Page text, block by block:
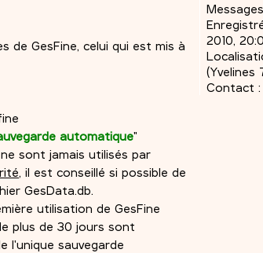
2010,
(Yvelines
Contact :
de GesFine, celui qui est mis à
automatique"
sont jamais utilisés par
, il est conseillé si possible de
GesData.db.
utilisation de GesFine
plus de 30 jours sont
l'unique sauvegarde